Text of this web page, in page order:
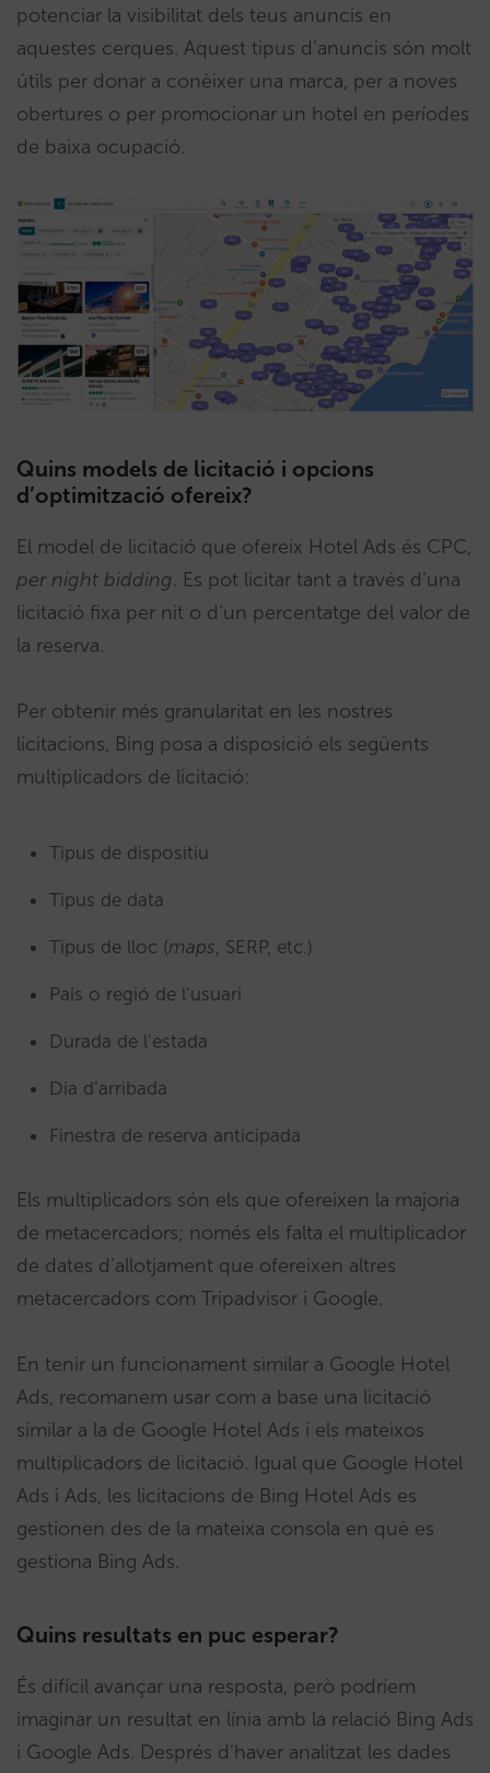
potenciar la visibilitat dels teus anuncis en
aquestes cerques. Aquest tipus d’anuncis són molt
útils per donar a conèixer una marca, per a noves
obertures o per promocionar un hotel en períodes
de baixa ocupació.
Quins models de licitació i opcions
d’optimització ofereix?
El model de licitació que ofereix Hotel Ads és CPC,
per night bidding. Es pot licitar tant a través d’una
licitació fixa per nit o d’un percentatge del valor de
la reserva.
Per obtenir més granularitat en les nostres
licitacions, Bing posa a disposició els següents
multiplicadors de licitació:
Tipus de dispositiu
Tipus de data
Tipus de lloc (maps , SERP, etc.)
País o regió de l’usuari
Durada de l’estada
Dia d’arribada
Finestra de reserva anticipada
Els multiplicadors són els que ofereixen la majoria
de metacercadors; només els falta el multiplicador
de dates d’allotjament que ofereixen altres
metacercadors com Tripadvisor i Google.
En tenir un funcionament similar a Google Hotel
Ads, recomanem usar com a base una licitació
similar a la de Google Hotel Ads i els mateixos
multiplicadors de licitació. Igual que Google Hotel
Ads i Ads, les licitacions de Bing Hotel Ads es
gestionen des de la mateixa consola en què es
gestiona Bing Ads.
Quins resultats en puc esperar?
És difícil avançar una resposta, però podríem
imaginar un resultat en línia amb la relació Bing Ads
i Google Ads. Després d’haver analitzat les dades